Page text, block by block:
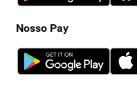
Nosso Pay